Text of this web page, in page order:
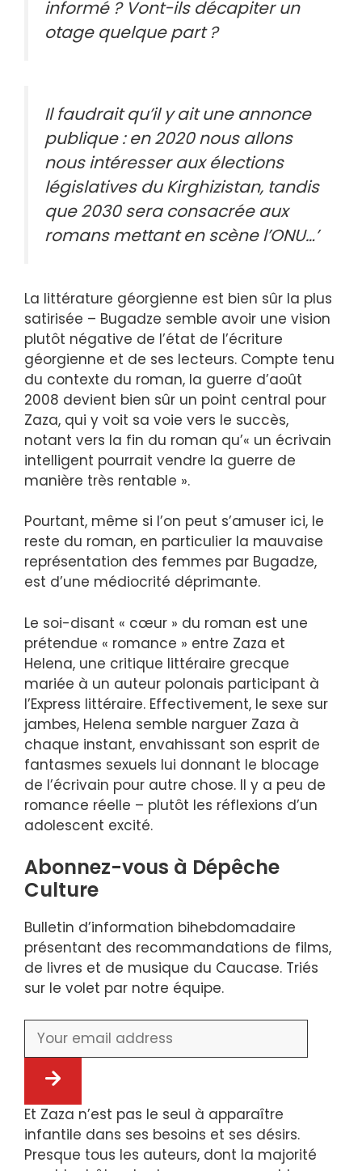
informé ? Vont-ils décapiter un
otage quelque part ?
Il faudrait qu’il y ait une annonce
publique : en 2020 nous allons
nous intéresser aux élections
législatives du Kirghizistan, tandis
que 2030 sera consacrée aux
romans mettant en scène l’ONU…’
La littérature géorgienne est bien sûr la plus
satirisée – Bugadze semble avoir une vision
plutôt négative de l’état de l’écriture
géorgienne et de ses lecteurs. Compte tenu
du contexte du roman, la guerre d’août
2008 devient bien sûr un point central pour
Zaza, qui y voit sa voie vers le succès,
notant vers la fin du roman qu’« un écrivain
intelligent pourrait vendre la guerre de
manière très rentable ».
Pourtant, même si l’on peut s’amuser ici, le
reste du roman, en particulier la mauvaise
représentation des femmes par Bugadze,
est d’une médiocrité déprimante.
Le soi-disant « cœur » du roman est une
prétendue « romance » entre Zaza et
Helena, une critique littéraire grecque
mariée à un auteur polonais participant à
l’Express littéraire. Effectivement, le sexe sur
jambes, Helena semble narguer Zaza à
chaque instant, envahissant son esprit de
fantasmes sexuels lui donnant le blocage
de l’écrivain pour autre chose. Il y a peu de
romance réelle – plutôt les réflexions d’un
adolescent excité.
Abonnez-vous à Dépêche
Culture
Bulletin d’information bihebdomadaire
présentant des recommandations de films,
de livres et de musique du Caucase. Triés
sur le volet par notre équipe.
Et Zaza n’est pas le seul à apparaître
infantile dans ses besoins et ses désirs.
Presque tous les auteurs, dont la majorité